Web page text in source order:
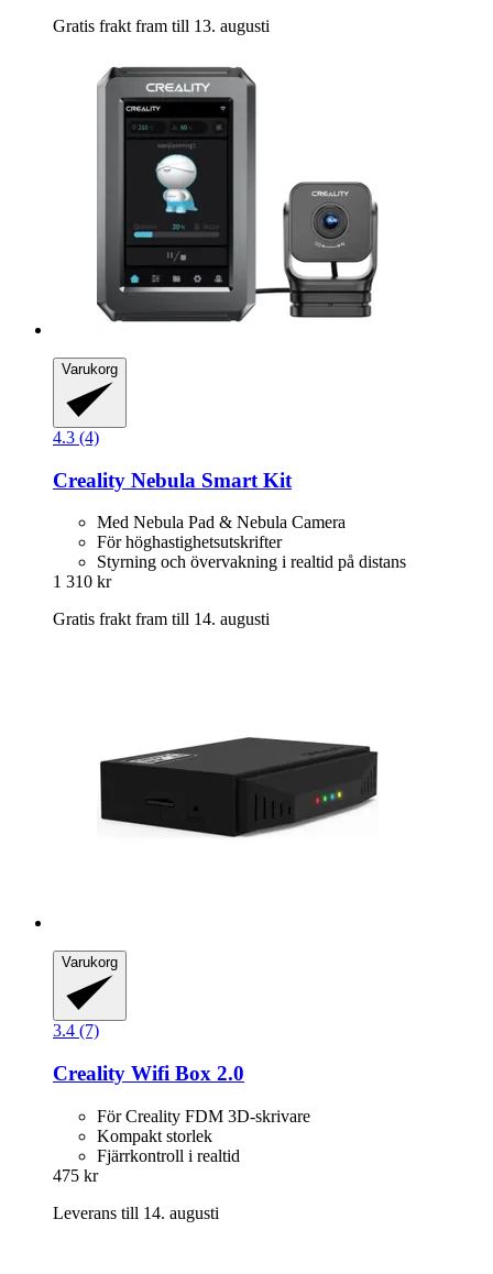
Gratis frakt fram till 13. augusti
Varukorg
4.3 (4)
Creality Nebula Smart Kit
Med Nebula Pad & Nebula Camera
För höghastighetsutskrifter
Styrning och övervakning i realtid på distans
1 310 kr
Gratis frakt fram till 14. augusti
Varukorg
3.4 (7)
Creality Wifi Box 2.0
För Creality FDM 3D-skrivare
Kompakt storlek
Fjärrkontroll i realtid
475 kr
Leverans till 14. augusti